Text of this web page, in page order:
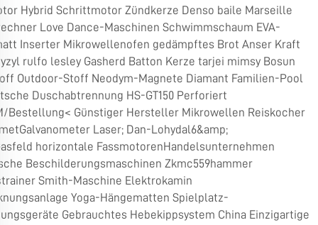
Hybrid Schrittmotor Zündkerze Denso baile Marseille
Love Dance-Maschinen Schwimmschaum EVA-
Inserter Mikrowellenofen gedämpftes Brot Anser Kraft
rulfo lesley Gasherd Batton Kerze tarjei mimsy Bosun
Outdoor-Stoff Neodym-Magnete Diamant Familien-Pool
Duschabtrennung HS-GT150 Perforiert
Bestellung< Günstiger Hersteller Mikrowellen Reiskocher
Laser; Dan-Lohydal6&amp;
horizontale FassmotorenHandelsunternehmen
Beschilderungsmaschinen Zkmc559hammer
Smith-Maschine Elektrokamin
Yoga-Hängematten Spielplatz-
Gebrauchtes Hebekippsystem China Einzigartige